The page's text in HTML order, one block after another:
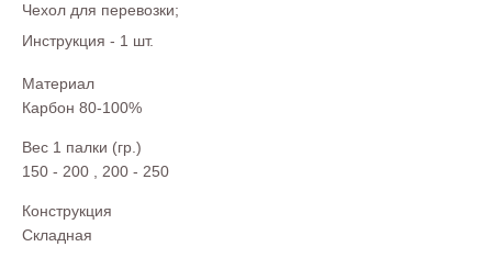
Чехол для перевозки;
Инструкция - 1 шт.
Материал
Карбон 80-100%
Вес 1 палки (гр.)
150 - 200
200 - 250
Конструкция
Складная